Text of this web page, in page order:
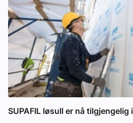
SUPAFIL løsull er nå tilgjengelig